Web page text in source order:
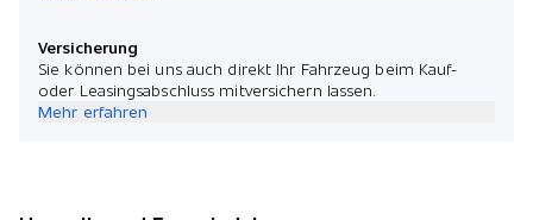
Versicherung
Sie können bei uns auch direkt Ihr Fahrzeug beim Kauf-
oder Leasingsabschluss mitversichern lassen.
Mehr erfahren